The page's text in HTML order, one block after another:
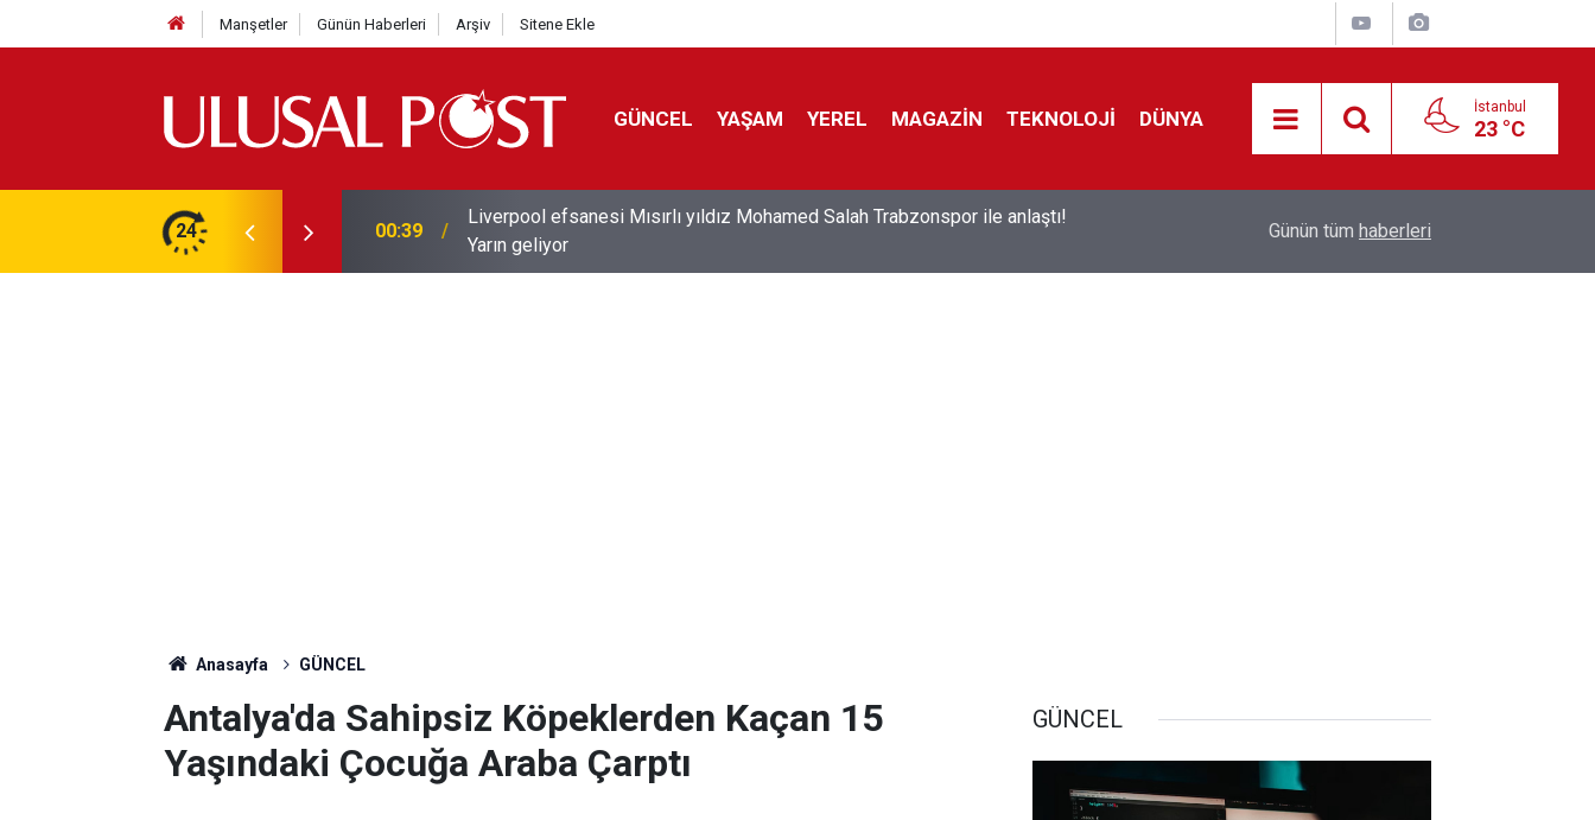
Manşetler Günün Haberleri Arşiv Sitene Ekle
GÜNCEL YAŞAM YEREL MAGAZİN TEKNOLOJİ DÜNYA İstanbul
23 °C
24 00:39
Liverpool efsanesi Mısırlı yıldız Mohamed Salah Trabzonspor ile anlaştı!
Yarın geliyor
Feridun Düzağaç sahnelere ara verdi: ''En az
Günün tüm haberleri
Anasayfa GÜNCEL
Antalya'da Sahipsiz Köpeklerden Kaçan 15
Yaşındaki Çocuğa Araba Çarptı
GÜNCEL